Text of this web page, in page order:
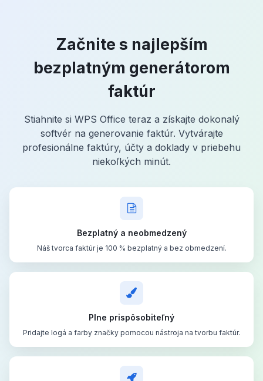
Začnite s najlepším
bezplatným generátorom
faktúr
Stiahnite si WPS Office teraz a získajte dokonalý
softvér na generovanie faktúr. Vytvárajte
profesionálne faktúry, účty a doklady v priebehu
niekoľkých minút.
Bezplatný a neobmedzený
Náš tvorca faktúr je 100 % bezplatný a bez obmedzení.
Plne prispôsobiteľný
Pridajte logá a farby značky pomocou nástroja na tvorbu faktúr.